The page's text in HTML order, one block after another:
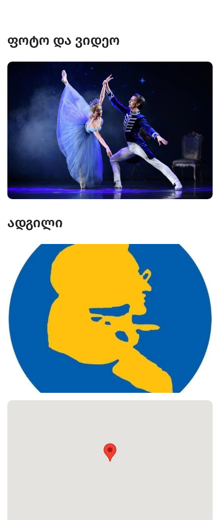
ფოტო და ვიდეო
ადგილი